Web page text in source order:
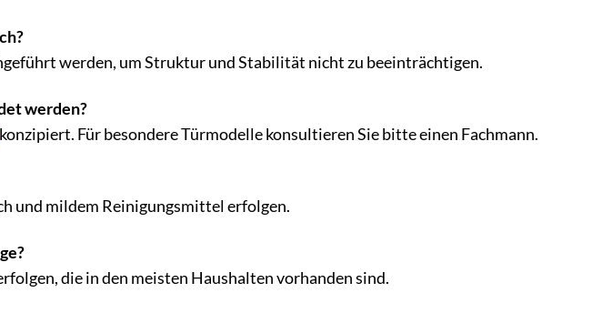
werden, um Struktur und Stabilität nicht zu beeinträchtigen.
werden?
konzipiert. Für besondere Türmodelle konsultieren Sie bitte einen Fachmann.
und mildem Reinigungsmittel erfolgen.
die in den meisten Haushalten vorhanden sind.